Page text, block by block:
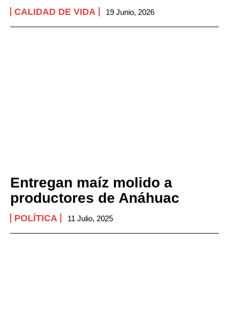
CALIDAD DE VIDA 19 Junio, 2026
Entregan maíz molido a
productores de Anáhuac
POLÍTICA 11 Julio, 2025